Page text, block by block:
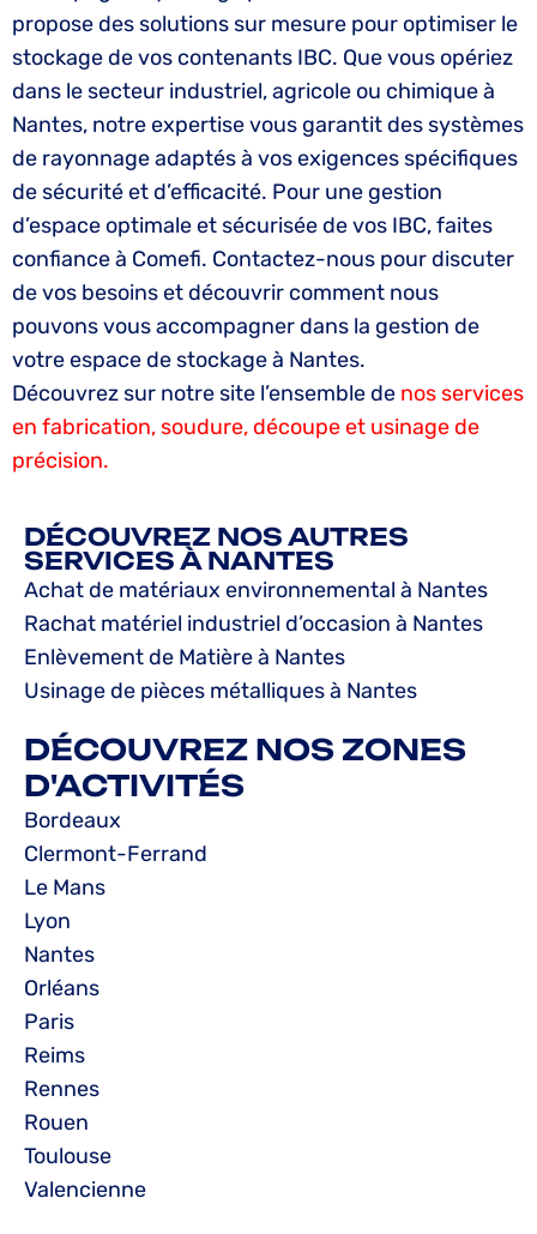
propose des solutions sur mesure pour optimiser le
stockage de vos contenants IBC. Que vous opériez
dans le secteur industriel, agricole ou chimique à
Nantes, notre expertise vous garantit des systèmes
de rayonnage adaptés à vos exigences spécifiques
de sécurité et d’efficacité. Pour une gestion
d’espace optimale et sécurisée de vos IBC, faites
confiance à Comefi. Contactez-nous pour discuter
de vos besoins et découvrir comment nous
pouvons vous accompagner dans la gestion de
votre espace de stockage à Nantes.
Découvrez sur notre site l’ensemble de nos services
en fabrication, soudure, découpe et usinage de
précision.
DÉCOUVREZ NOS AUTRES
SERVICES À NANTES
Achat de matériaux environnemental à Nantes
Rachat matériel industriel d’occasion à Nantes
Enlèvement de Matière à Nantes
Usinage de pièces métalliques à Nantes
DÉCOUVREZ NOS ZONES
D'ACTIVITÉS
Bordeaux
Clermont-Ferrand
Le Mans
Lyon
Nantes
Orléans
Paris
Reims
Rennes
Rouen
Toulouse
Valencienne